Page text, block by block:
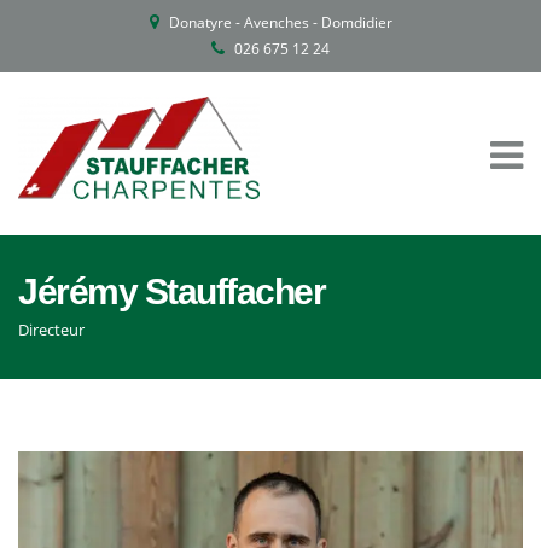
Donatyre - Avenches - Domdidier
026 675 12 24
Jérémy Stauffacher
Directeur